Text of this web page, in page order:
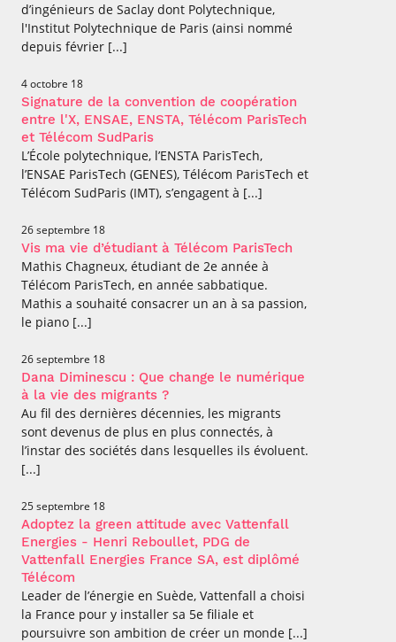
d’ingénieurs de Saclay dont Polytechnique,
l'Institut Polytechnique de Paris (ainsi nommé
depuis février [...]
4 octobre 18
Signature de la convention de coopération
entre l'X, ENSAE, ENSTA, Télécom ParisTech
et Télécom SudParis
L’École polytechnique, l’ENSTA ParisTech,
l’ENSAE ParisTech (GENES), Télécom ParisTech et
Télécom SudParis (IMT), s’engagent à [...]
26 septembre 18
Vis ma vie d’étudiant à Télécom ParisTech
Mathis Chagneux, étudiant de 2e année à
Télécom ParisTech, en année sabbatique.
Mathis a souhaité consacrer un an à sa passion,
le piano [...]
26 septembre 18
Dana Diminescu : Que change le numérique
à la vie des migrants ?
Au fil des dernières décennies, les migrants
sont devenus de plus en plus connectés, à
l’instar des sociétés dans lesquelles ils évoluent.
[...]
25 septembre 18
Adoptez la green attitude avec Vattenfall
Energies - Henri Reboullet, PDG de
Vattenfall Energies France SA, est diplômé
Télécom
Leader de l’énergie en Suède, Vattenfall a choisi
la France pour y installer sa 5e filiale et
poursuivre son ambition de créer un monde [...]